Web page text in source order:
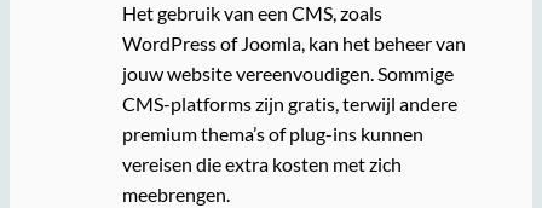
Het gebruik van een CMS, zoals
WordPress of Joomla, kan het beheer van
jouw website vereenvoudigen. Sommige
CMS-platforms zijn gratis, terwijl andere
premium thema’s of plug-ins kunnen
vereisen die extra kosten met zich
meebrengen.